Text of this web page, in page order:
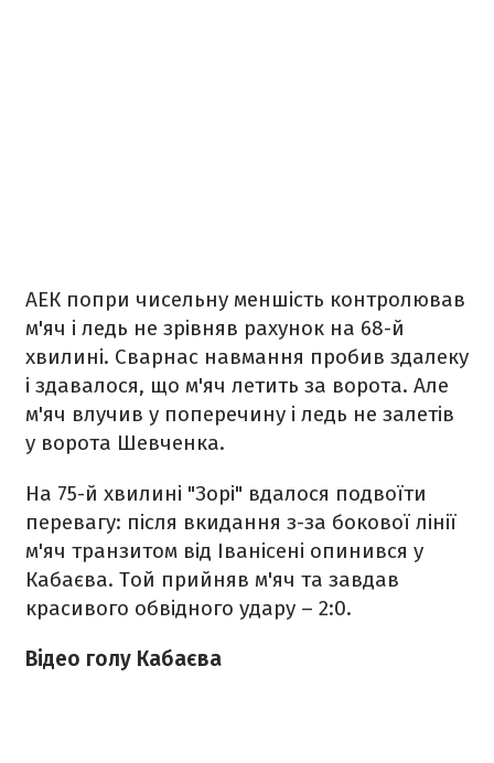
АЕК попри чисельну меншість контролював
м'яч і ледь не зрівняв рахунок на 68-й
хвилині. Сварнас навмання пробив здалеку
і здавалося, що м'яч летить за ворота. Але
м'яч влучив у поперечину і ледь не залетів
у ворота Шевченка.
На 75-й хвилині "Зорі" вдалося подвоїти
перевагу: після вкидання з-за бокової лінії
м'яч транзитом від Іванісені опинився у
Кабаєва. Той прийняв м'яч та завдав
красивого обвідного удару – 2:0.
Відео голу Кабаєва